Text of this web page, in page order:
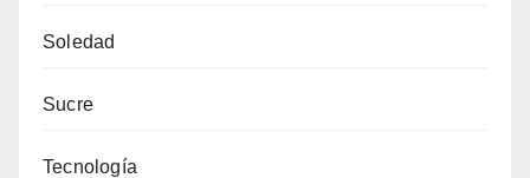
Soledad
Sucre
Tecnología